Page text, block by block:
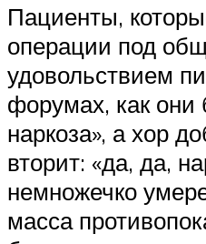
Пациенты,
операции под
удовольствием
форумах, как они
наркоза», а хор
вторит: «да, да,
немножечко
масса